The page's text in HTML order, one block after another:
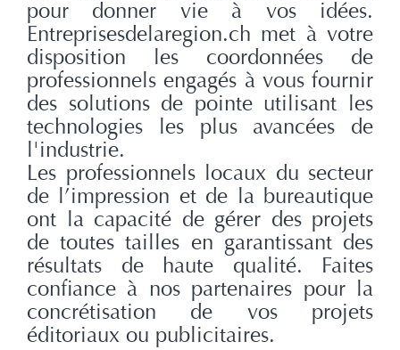
pour donner vie à vos idées.
Entreprisesdelaregion.ch met à votre
disposition les coordonnées de
professionnels engagés à vous fournir
des solutions de pointe utilisant les
technologies les plus avancées de
l'industrie.
Les professionnels locaux du secteur
de l’impression et de la bureautique
ont la capacité de gérer des projets
de toutes tailles en garantissant des
résultats de haute qualité. Faites
confiance à nos partenaires pour la
concrétisation de vos projets
éditoriaux ou publicitaires.